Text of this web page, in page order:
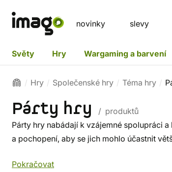
novinky slevy
Světy Hry Wargaming a barvení
Hry Společenské hry Téma hry
Párty hry
/ produktů
Párty hry nabádají k vzájemné spolupráci
a pochopení, aby se jich mohlo účastnit
Pokračovat